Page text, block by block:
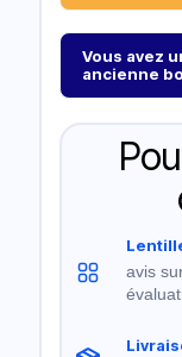
Vous avez
ancienne
avis